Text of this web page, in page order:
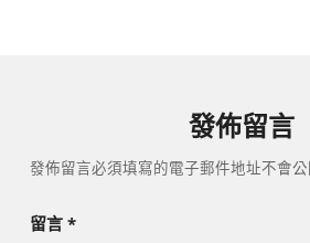
發佈留言
發佈留言必須填寫的電子郵件地址不會公
留言 *